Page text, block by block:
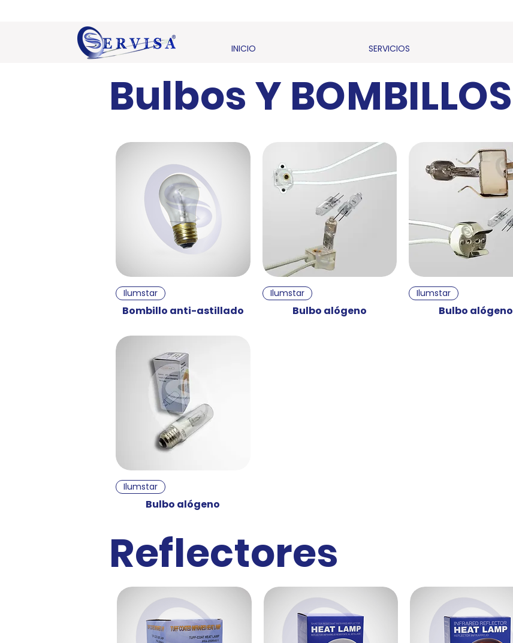
INICIO SERVICIOS
Bulbos Y BOMBILLOS
Vista rápida
Ilumstar
Bombillo anti-astillado
Vista rápida
Ilumstar
Bulbo alógeno
Vista rápida
Ilumstar
Bulbo alógeno
Vista rápida
Ilumstar
Bulbo alógeno
Reflectores